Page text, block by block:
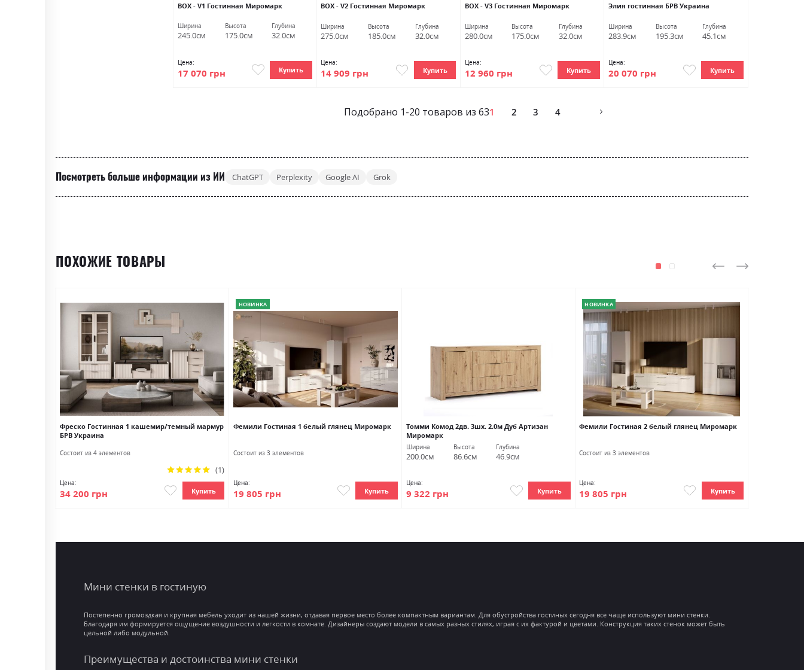
ВОХ - V1 Гостинная Миромарк
Ширина
245.0см
Высота
175.0см
Глубина
32.0см
Цена:
17 070 грн Купить
ВОХ - V2 Гостинная Миромарк
Ширина
275.0см
Высота
185.0см
Глубина
32.0см
Цена:
14 909 грн Купить
ВОХ - V3 Гостинная Миромарк
Ширина
280.0см
Высота
175.0см
Глубина
32.0см
Цена:
12 960 грн Купить
Элия гостинная БРВ Украина
Ширина
283.9см
Высота
195.3см
Глубина
45.1см
Цена:
20 070 грн Купить
Подобрано 1-20 товаров из 63 Страница
1 2 3 4
Посмотреть больше информации из ИИ ChatGPT Perplexity Google AI Grok
ПОХОЖИЕ ТОВАРЫ
Фреско Гостинная 1 кашемир/темный мармур
БРВ Украина
Состоит из 4 элементов
Цена:
34 200 грн
Рейтинг: (1)
Купить
НОВИНКА
Фемили Гостиная 1 белый глянец Миромарк
Состоит из 3 элементов
Цена:
19 805 грн Купить
Томми Комод 2дв. 3шх. 2.0м Дуб Артизан
Миромарк
Ширина
200.0см
Высота
86.6см
Глубина
46.9см
Цена:
9 322 грн Купить
НОВИНКА
Фемили Гостиная 2 белый глянец Миромарк
Состоит из 3 элементов
Цена:
19 805 грн Купить
Мини стенки в гостиную
Постепенно громоздкая и крупная мебель уходит из нашей жизни, отдавая первое место более компактным вариантам. Для обустройства гостиных сегодня все чаще используют мини стенки.
Благодаря им формируется ощущение воздушности и легкости в комнате. Дизайнеры создают модели в самых разных стилях, играя с их фактурой и цветами. Конструкция таких стенок может быть
цельной либо модульной.
Преимущества и достоинства мини стенки